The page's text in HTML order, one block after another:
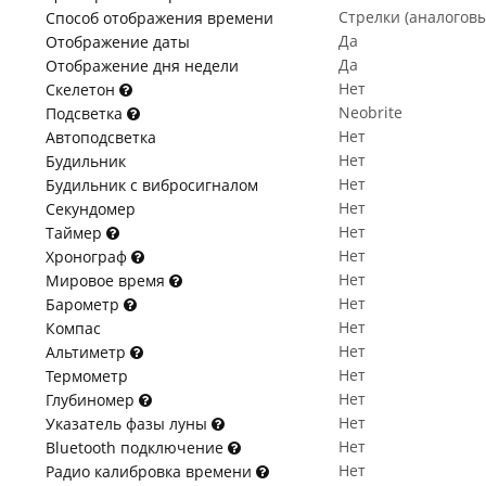
Способ отображения времени
Стрелки
Отображение даты
Да
Отображение дня недели
Да
Скелетон
Нет
Подсветка
Neobrite
Автоподсветка
Нет
Будильник
Нет
Будильник с вибросигналом
Нет
Секундомер
Нет
Таймер
Нет
Хронограф
Нет
Мировое время
Нет
Барометр
Нет
Компас
Нет
Альтиметр
Нет
Термометр
Нет
Глубиномер
Нет
Указатель фазы луны
Нет
Bluetooth подключение
Нет
Радио калибровка времени
Нет